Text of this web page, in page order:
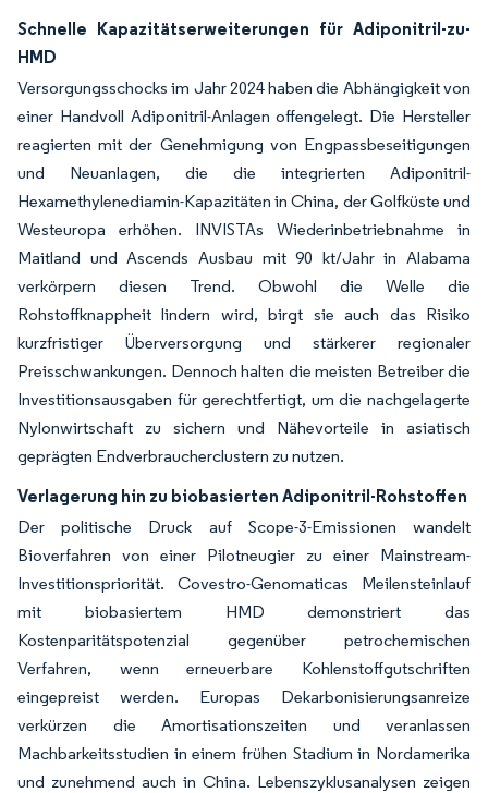
Schnelle Kapazitätserweiterungen für Adiponitril-zu-
HMD
Versorgungsschocks im Jahr 2024 haben die Abhängigkeit von
einer Handvoll Adiponitril-Anlagen offengelegt. Die Hersteller
reagierten mit der Genehmigung von Engpassbeseitigungen
und Neuanlagen, die die integrierten Adiponitril-
Hexamethylenediamin-Kapazitäten in China, der Golfküste und
Westeuropa erhöhen. INVISTAs Wiederinbetriebnahme in
Maitland und Ascends Ausbau mit 90 kt/Jahr in Alabama
verkörpern diesen Trend. Obwohl die Welle die
Rohstoffknappheit lindern wird, birgt sie auch das Risiko
kurzfristiger Überversorgung und stärkerer regionaler
Preisschwankungen. Dennoch halten die meisten Betreiber die
Investitionsausgaben für gerechtfertigt, um die nachgelagerte
Nylonwirtschaft zu sichern und Nähevorteile in asiatisch
geprägten Endverbraucherclustern zu nutzen.
Verlagerung hin zu biobasierten Adiponitril-Rohstoffen
Der politische Druck auf Scope-3-Emissionen wandelt
Bioverfahren von einer Pilotneugier zu einer Mainstream-
Investitionspriorität. Covestro-Genomaticas Meilensteinlauf
mit biobasiertem HMD demonstriert das
Kostenparitätspotenzial gegenüber petrochemischen
Verfahren, wenn erneuerbare Kohlenstoffgutschriften
eingepreist werden. Europas Dekarbonisierungsanreize
verkürzen die Amortisationszeiten und veranlassen
Machbarkeitsstudien in einem frühen Stadium in Nordamerika
und zunehmend auch in China. Lebenszyklusanalysen zeigen